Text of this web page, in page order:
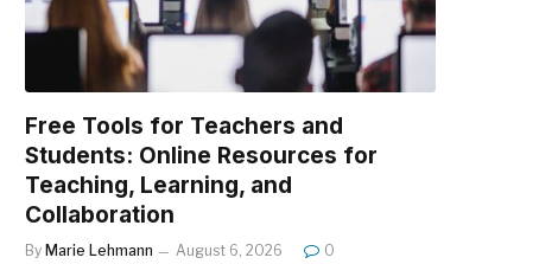
Free Tools for Teachers and
Students: Online Resources for
Teaching, Learning, and
Collaboration
By Marie Lehmann August 6, 2026 0